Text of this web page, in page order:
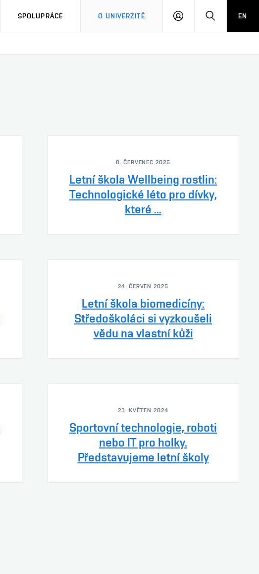
SPOLUPRÁCE O UNIVERZITĚ
PŘIHLÁSIT HLEDATEN
8. ČERVENEC 2025
Letní škola Wellbeing rostlin:
Technologické léto pro dívky,
které ...
24. ČERVEN 2025
Letní škola biomedicíny:
Středoškoláci si vyzkoušeli
vědu na vlastní kůži
23. KVĚTEN 2024
Sportovní technologie, roboti
nebo IT pro holky.
Představujeme letní školy